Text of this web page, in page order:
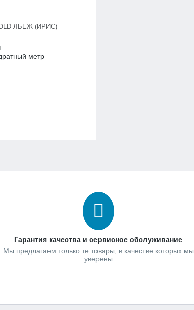
ЛЬЕЖ (ИРИС)
метр
Гарантия качества и сервисное обслуживание
Мы предлагаем только те товары, в качестве которых мы
уверены